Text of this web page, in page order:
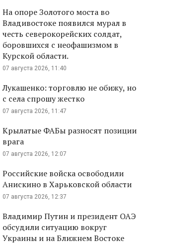
На опоре Золотого моста во
Владивостоке появился мурал в
честь северокорейских солдат,
боровшихся с неофашизмом в
Курской области.
07 августа 2026, 11:40
Лукашенко: торговлю не обижу, но
с села спрошу жестко
07 августа 2026, 11:47
Крылатые ФАБы разносят позиции
врага
07 августа 2026, 12:07
Российские войска освободили
Анискино в Харьковской области
07 августа 2026, 12:37
Владимир Путин и президент ОАЭ
обсудили ситуацию вокруг
Украины и на Ближнем Востоке